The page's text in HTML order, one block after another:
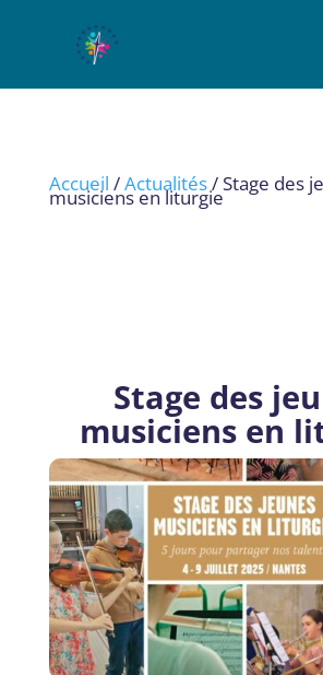
Accueil /Actualités/ Stage des
musiciens en liturgie
Stage des
musiciens en